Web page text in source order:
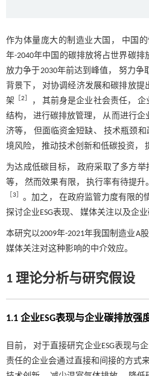
作为体量庞大的制造业大国， 中国
年-2040年中国的碳排放将占世界碳排
放力争于2030年前达到峰值， 努力争
背景下， 对协调经济发展和碳排放提
架 ［2
， 其前身是企业社会责任，
结构， 进行碳排放管理， 从而进行
济等， 但面临资金短缺、 技术瓶颈
境风险， 推动技术创新和低碳投资，
为达成低碳目标， 政府采取了多方
等， 然而效果有限， 执行率有待提
［3
。加之， 在政府监管力度有限的
探讨企业ESG表现、 媒体关注以及企
本研究以2009年-2021年我国制造业A
媒体关注对这种影响的中介效应。
1 理论分析与研究假设
1.1 企业ESG表现与企业碳排放强
目前， 对于直接研究企业ESG表现
责任的企业会通过直接和间接的方式